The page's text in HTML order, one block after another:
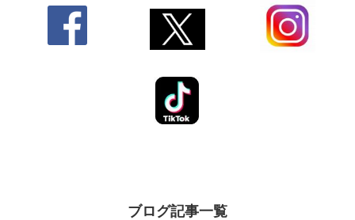
ブログ記事一覧